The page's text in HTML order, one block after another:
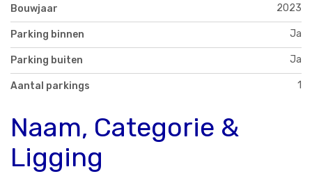
Bouwjaar 2023
Parking binnen Ja
Parking buiten Ja
Aantal parkings 1
Naam, Categorie &
Ligging